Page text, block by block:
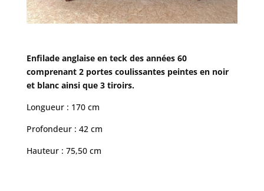
Enfilade anglaise en teck des années 60
comprenant 2 portes coulissantes peintes en noir
et blanc ainsi que 3 tiroirs.
Longueur : 170 cm
Profondeur : 42 cm
Hauteur : 75,50 cm